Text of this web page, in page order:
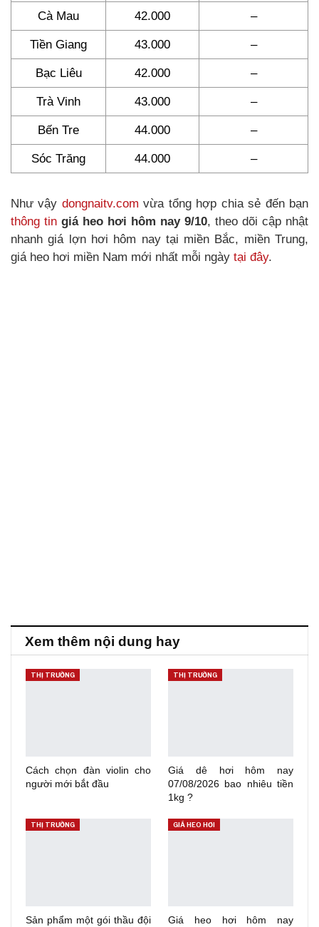
Cà Mau 42.000 –
Tiền Giang 43.000 –
Bạc Liêu 42.000 –
Trà Vinh 43.000 –
Bến Tre 44.000 –
Sóc Trăng 44.000 –
Như vậy dongnaitv.com vừa tổng hợp chia sẻ đến bạn
thông tin giá heo hơi hôm nay 9/10, theo dõi cập nhật
nhanh giá lợn hơi hôm nay tại miền Bắc, miền Trung,
giá heo hơi miền Nam mới nhất mỗi ngày tại đây.
Xem thêm nội dung hay
THỊ TRƯỜNG
Cách chọn đàn violin cho
người mới bắt đầu
THỊ TRƯỜNG
Giá dê hơi hôm nay
07/08/2026 bao nhiêu tiền
1kg ?
THỊ TRƯỜNG
Sản phẩm một gói thầu đội
GIÁ HEO HƠI
Giá heo hơi hôm nay